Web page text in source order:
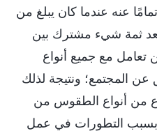
عنه عندما كان يبلغ من
لم يعد ثمة شيء مشترك بين
تعامل مع جميع أنواع
عن المجتمع؛ ونتيجة لذلك
من أنواع الطقوس من
بسبب التطورات في عمل